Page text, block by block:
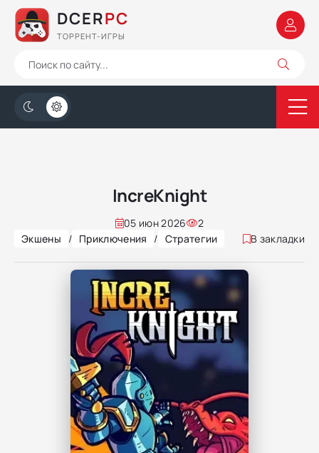
DCERPC
ТОРРЕНТ-ИГРЫ
IncreKnight
05 июн 2026
2
Экшены
/ Приключения / Стратегии В закладки